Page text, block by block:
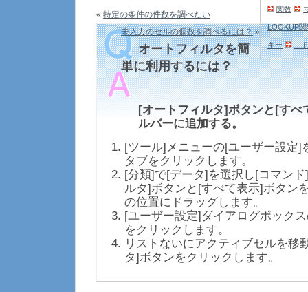
関数
LOOKUP関
キー Ｉ
« 特定の条件の件数を調べたい
未入力のセルの個数を調べるには？»
オートフィルタを簡
単に利用するには？
[オートフィルタ]ボタンと[すべ
ルバーに追加する。
[ツール]メニューの[ユーザー設定]
タブをクリックします。
[分類]で[データ]を選択し[コマン
ルタ]ボタンと[すべて表示]ボタン
の位置にドラッグします。
[ユーザー設定]ダイアログボック
をクリックします。
リストないにアクティブセルを移
タ]ボタンをクリックします。